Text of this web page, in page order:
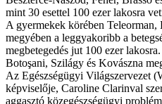
mint 30 esettel 100 ezer lakosra
A gyermekek körében
megyében a leggyakoribb a
megbetegedés jut 100 ezer
Botoşani, Szilágy és Kovászna
Az Egészségügyi Világszervezet
képviselője, Caroline Clarinval
aggasztó közegészségügyi